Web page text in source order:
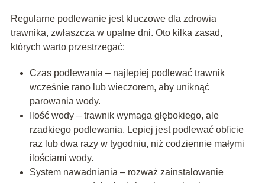
Regularne podlewanie jest kluczowe dla zdrowia
trawnika, zwłaszcza w upalne dni. Oto kilka zasad,
których warto przestrzegać:
Czas podlewania – najlepiej podlewać trawnik
wcześnie rano lub wieczorem, aby uniknąć
parowania wody.
Ilość wody – trawnik wymaga głębokiego, ale
rzadkiego podlewania. Lepiej jest podlewać obficie
raz lub dwa razy w tygodniu, niż codziennie małymi
ilościami wody.
System nawadniania – rozważ zainstalowanie